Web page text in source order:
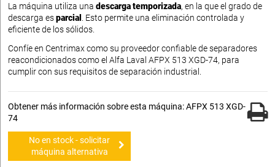
La máquina utiliza una descarga temporizada, en la que el grado de
descarga esparcial . Esto permite una eliminación controlada y
eficiente de los sólidos.
Confíe en Centrimax como su proveedor confiable de separadores
reacondicionados como el Alfa Laval AFPX 513 XGD-74, para
cumplir con sus requisitos de separación industrial.
Obtener más información sobre esta máquina: AFPX 513 XGD-
74
No en stock - solicitar
máquina alternativa